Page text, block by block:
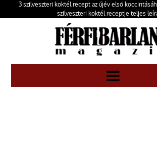
3 szilveszteri koktél recept az újév első
szilveszteri koktél receptje teljes